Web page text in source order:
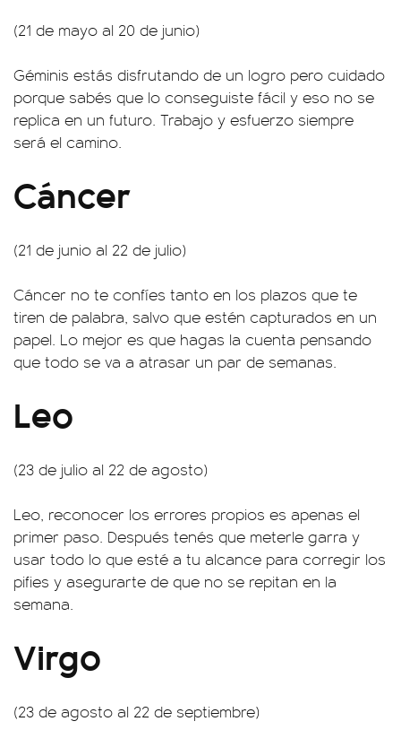
(21 de mayo al 20 de junio)
Géminis estás disfrutando de un logro pero cuidado
porque sabés que lo conseguiste fácil y eso no se
replica en un futuro. Trabajo y esfuerzo siempre
será el camino.
Cáncer
(21 de junio al 22 de julio)
Cáncer no te confíes tanto en los plazos que te
tiren de palabra, salvo que estén capturados en un
papel. Lo mejor es que hagas la cuenta pensando
que todo se va a atrasar un par de semanas.
Leo
(23 de julio al 22 de agosto)
Leo, reconocer los errores propios es apenas el
primer paso. Después tenés que meterle garra y
usar todo lo que esté a tu alcance para corregir los
pifies y asegurarte de que no se repitan en la
semana.
Virgo
(23 de agosto al 22 de septiembre)